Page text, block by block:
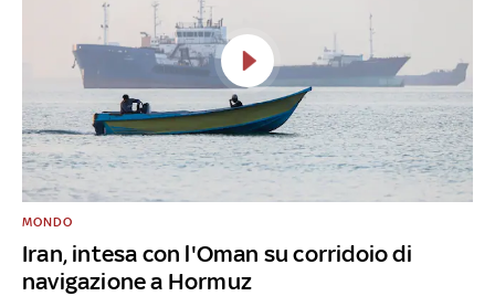
Iran, intesa con l'Oman su corridoio di
navigazione a Hormuz
MONDO